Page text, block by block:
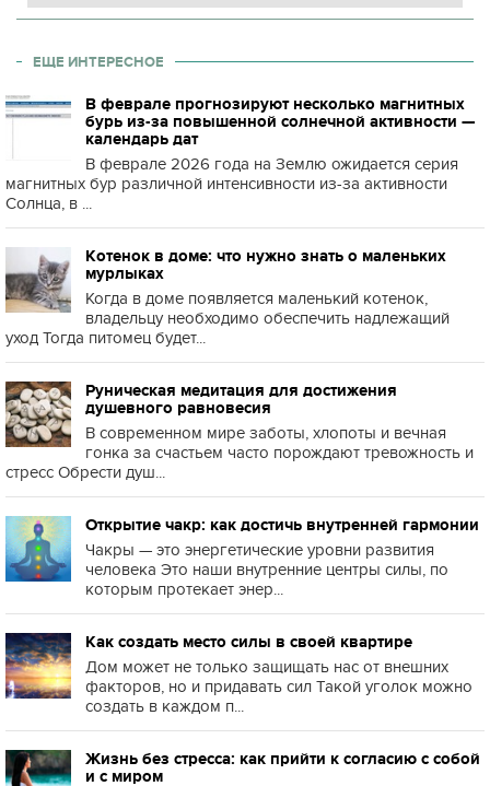
ЕЩЕ ИНТЕРЕСНОЕ
В феврале прогнозируют несколько магнитных
бурь из-за повышенной солнечной активности —
календарь дат
В феврале 2026 года на Землю ожидается серия
магнитных бур различной интенсивности из-за активности
Солнца, в ...
Котенок в доме: что нужно знать о маленьких
мурлыках
Когда в доме появляется маленький котенок,
владельцу необходимо обеспечить надлежащий
уход Тогда питомец будет...
Руническая медитация для достижения
душевного равновесия
В современном мире заботы, хлопоты и вечная
гонка за счастьем часто порождают тревожность и
стресс Обрести душ...
Открытие чакр: как достичь внутренней гармонии
Чакры — это энергетические уровни развития
человека Это наши внутренние центры силы, по
которым протекает энер...
Как создать место силы в своей квартире
Дом может не только защищать нас от внешних
факторов, но и придавать сил Такой уголок можно
создать в каждом п...
Жизнь без стресса: как прийти к согласию с собой
и с миром